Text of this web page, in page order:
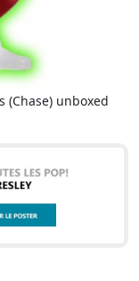
(Chase) unboxed